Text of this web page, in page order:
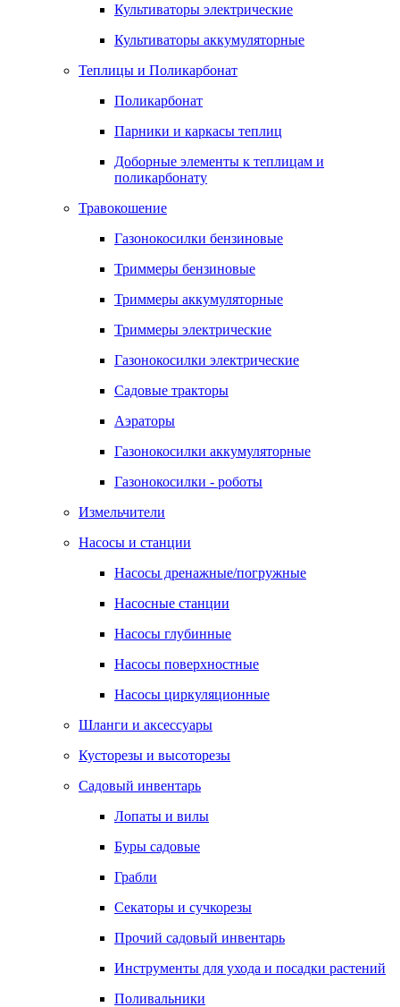
Культиваторы электрические
Культиваторы аккумуляторные
Теплицы и Поликарбонат
Поликарбонат
Парники и каркасы теплиц
Доборные элементы к теплицам и
поликарбонату
Травокошение
Газонокосилки бензиновые
Триммеры бензиновые
Триммеры аккумуляторные
Триммеры электрические
Газонокосилки электрические
Садовые тракторы
Аэраторы
Газонокосилки аккумуляторные
Газонокосилки - роботы
Измельчители
Насосы и станции
Насосы дренажные/погружные
Насосные станции
Насосы глубинные
Насосы поверхностные
Насосы циркуляционные
Шланги и аксессуары
Кусторезы и высоторезы
Садовый инвентарь
Лопаты и вилы
Буры садовые
Грабли
Секаторы и сучкорезы
Прочий садовый инвентарь
Инструменты для ухода и посадки растений
Поливальники